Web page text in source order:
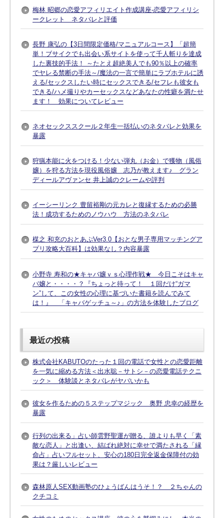
梅林 昭郷の恋愛アフィリエイト作成講座-恋愛アフィリシ
ークレット ネタバレと評価
長野 康弘の【3日間限定価格/マニュアルコース】「超簡
単！ブサイクでも出会い系サイトを使って千人斬りを達成
した裏技的手法！ ～たとえ超絶美人でも90％以上の確率
でヤレる禁断の手法～/魔法の一言で簡単にラブホテルに誘
える/セックスしたい時にセックスできる/セフレも彼女も
できる/ハメ撮りやカーセックスなどあなたの性癖を満たせ
ます！ 効果についてレビュー
ネオセックススクール２年生一括払いのネタバレと効果を
暴露
狩猟本能に火をつける！少ない弾丸（お金）で獲物（風俗
嬢）を狩る方法を現役風俗嬢 志乃が教えます♪ グラン
ディールアヴァンセ 井上誠のクレームや評判
イーシーリンク 豊留裕剛の元カレと復縁するための必勝
法！成功するためのノウハウ 方法のネタバレ
楳之 和充のおとあぷVer3.0【おとな男子専用マッチングア
プリ攻略大百科】は効果なし？内容暴露
小野寺 寿和の★キャバ嬢ｖｓ心理作戦★ 今日こそはキャ
バ嬢と・・・・？『ちょっと待って！ １回だけ“ガマ
ン”して、この女性の心理に基づいた書籍を読んでみて
は！』 「キャバゲッチュ～♪」の方法を体験したブログ
最近の投稿
株式会社KABUTOのたった１回の電話で女性との恋愛距離
を一気に縮める方法＜出水聡－サトシ－の恋愛電話テクニ
ック＞ 体験談とネタバレがヤバいかも
彼女を作るための５ステップマジック 奥野 忠幸の経歴を
暴露
行列の出来る」占い師雲野聖運が贈る、誰よりも早く「素
敵な恋人」と出逢い、結ばれ絶対に幸せで満たされる「縁
命占」占いフルセット、安心の180日完全返金保障付の効
果は？厳しいレビュー
森林原人SEX動画塾のひょうばんはうそ！？ ２ちゃんの
クチコミ